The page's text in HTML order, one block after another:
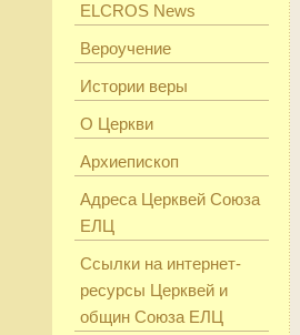
ELCROS News
Вероучение
Истории веры
О Церкви
Архиепископ
Адреса Церквей Союза
ЕЛЦ
Ссылки на интернет-
ресурсы Церквей и
общин Союза ЕЛЦ